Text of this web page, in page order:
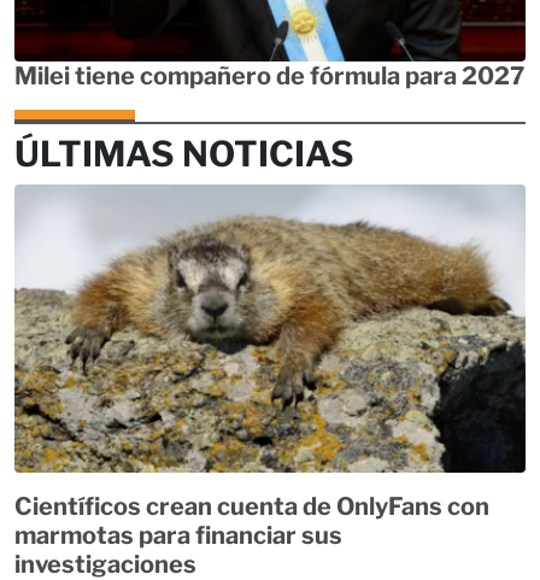
Milei tiene compañero de fórmula para 2027
ÚLTIMAS NOTICIAS
Científicos crean cuenta de OnlyFans con
marmotas para financiar sus
investigaciones